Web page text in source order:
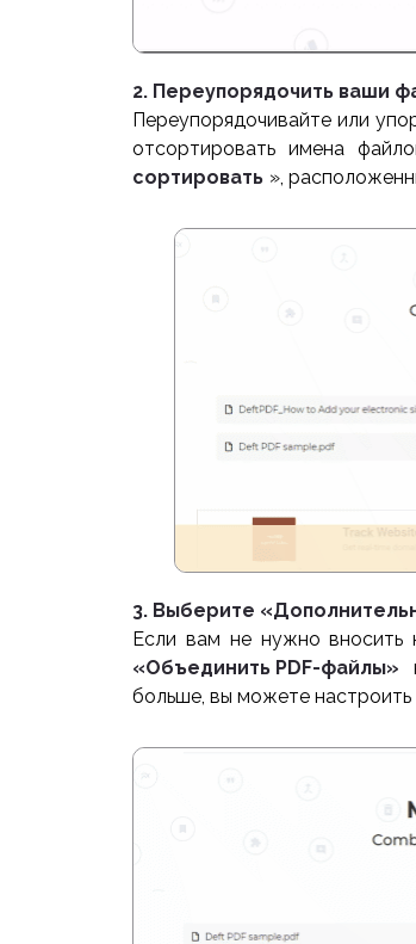
2. Переупорядочить ваши
Переупорядочивайте или
отсортировать имена
сортировать »,
3. Выберите
Если вам не нужно вносить
«Объединить PDF-файлы»
больше, вы можете